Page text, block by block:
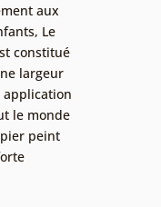
aux
, Le
constitué
largeur
application
le monde
peint